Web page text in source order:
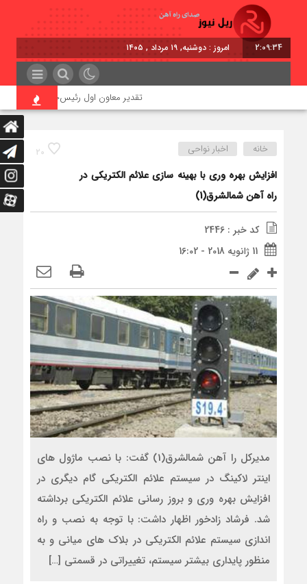
2:09:35 امروز : دوشنبه, ۱۹ مرداد , ۱۴۰۵
تقدیر معاون اول رئیس‌جمهور از مدیرعامل
20 خانه اخبار نواحی
افزایش بهره وری با بهینه سازی علائم الکتریکی در
راه آهن شمالشرق(1)
کد خبر : 2446
11 ژانویه 2018 - 16:02
مدیرکل را آهن شمالشرق(1) گفت: با نصب ماژول های
اینتر لاکینگ در سیستم علائم الکتریکی گام دیگری در
افزایش بهره وری و بروز رسانی علائم الکتریکی برداشته
شد. فرشاد زادخور اظهار داشت: با توجه به نصب و راه
اندازی سیستم علائم الکتریکی در بلاک های میانی و به
منظور پایداری بیشتر سیستم، تغییراتی در قسمتی […]